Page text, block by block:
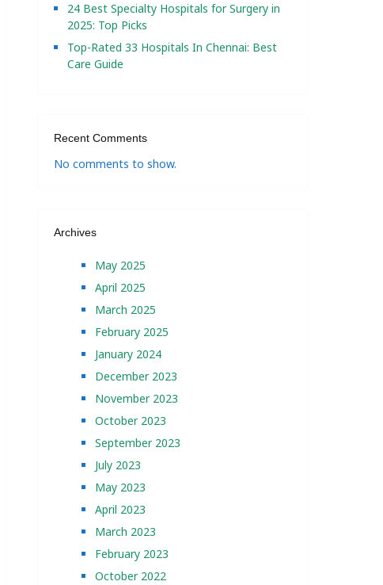
24 Best Specialty Hospitals for Surgery in
2025: Top Picks
Top-Rated 33 Hospitals In Chennai: Best
Care Guide
Recent Comments
No comments to show.
Archives
May 2025
April 2025
March 2025
February 2025
January 2024
December 2023
November 2023
October 2023
September 2023
July 2023
May 2023
April 2023
March 2023
February 2023
October 2022